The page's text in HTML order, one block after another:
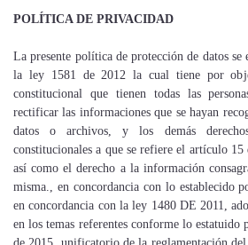
POLÍTICA DE PRIVACIDAD
La presente política de protección de datos se
la ley 1581 de 2012 la cual tiene por
constitucional que tienen todas las
rectificar las informaciones que se hayan
datos o archivos, y los demás
constitucionales a que se refiere el artículo
así como el derecho a la información
misma., en concordancia con lo establecido
en concordancia con la ley 1480 DE 2011,
en los temas referentes conforme lo estatuido